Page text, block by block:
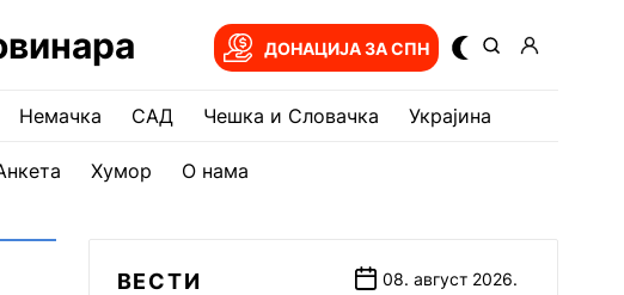
ДОНАЦИЈА ЗА СПН
Немачка САД Чешка и Словачка Украјина
Хумор О нама
ВЕСТИ 08. август 2026.